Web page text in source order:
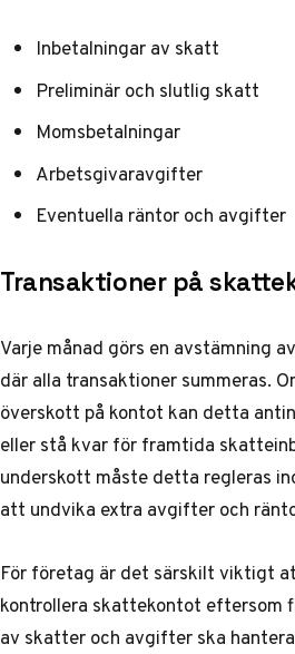
Inbetalningar av skatt
Preliminär och slutlig skatt
Momsbetalningar
Arbetsgivaravgifter
Eventuella räntor och avgifter
Transaktioner på
Varje månad görs en avstämning
där alla transaktioner summeras.
överskott på kontot kan detta
eller stå kvar för framtida
underskott måste detta regleras
att undvika extra avgifter och
För företag är det särskilt viktigt
kontrollera skattekontot eftersom
av skatter och avgifter ska